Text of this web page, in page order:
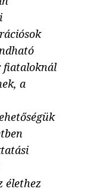
fiataloknál
a
élethez